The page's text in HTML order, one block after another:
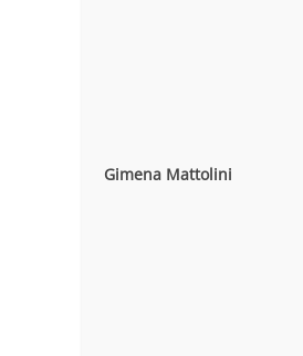
Gimena Mattolini